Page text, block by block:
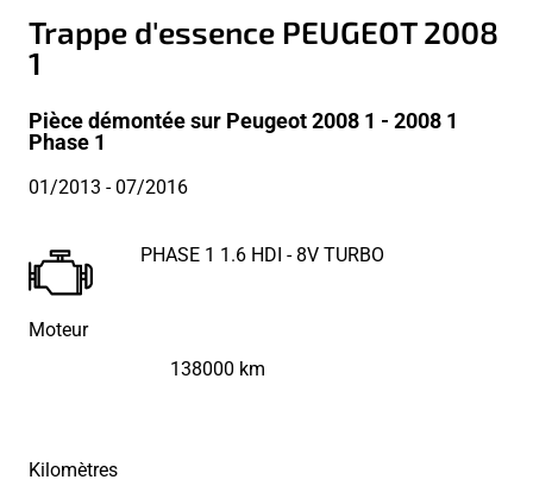
Trappe d'essence PEUGEOT 2008
1
Pièce démontée sur Peugeot 2008 1 - 2008 1
Phase 1
01/2013 - 07/2016
Moteur
PHASE 1 1.6 HDI - 8V TURBO
Kilomètres
138000 km